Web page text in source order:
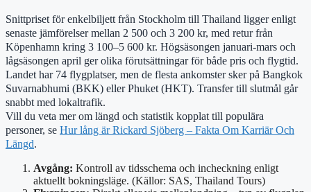
Snittpriset för enkelbiljett från Stockholm till Thailand ligger enligt
senaste jämförelser mellan 2 500 och 3 200 kr, med retur från
Köpenhamn kring 3 100–5 600 kr. Högsäsongen januari-mars och
lågsäsongen april ger olika förutsättningar för både pris och flygtid.
Landet har 74 flygplatser, men de flesta ankomster sker på Bangkok
Suvarnabhumi (BKK) eller Phuket (HKT). Transfer till slutmål går
snabbt med lokaltrafik.
Vill du veta mer om längd och statistik kopplat till populära
personer, se Hur lång är Rickard Sjöberg – Fakta Om Karriär Och
Längd.
Avgång: Kontroll av tidsschema och incheckning enligt
aktuellt bokningsläge. (Källor: SAS, Thailand Tours)